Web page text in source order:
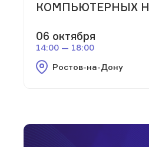
КОМПЬЮТЕРНЫХ
06 октября
14:00 — 18:00
Ростов-на-Дону